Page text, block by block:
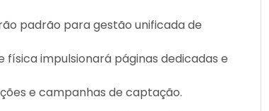
padrão para gestão unificada de
impulsionará páginas dedicadas e
e campanhas de captação.